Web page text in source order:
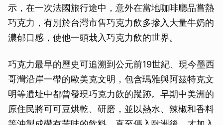
示，在一次法國旅行途中，意外在當地咖啡廳品嘗熱
巧克力，有別於台灣市售巧克力飲多摻入大量牛奶的
濃郁口感，使他一頭栽入巧克力飲的世界。
巧克力最早的歷史可追溯到公元前19世紀、現今墨西
哥灣沿岸一帶的歐美克文明，包含瑪雅與阿茲特克文
明等遺址中都曾發現巧克力飲的蹤跡。早期中美洲的
原住民將可可豆烘乾、研磨，並以熱水、辣椒和香料